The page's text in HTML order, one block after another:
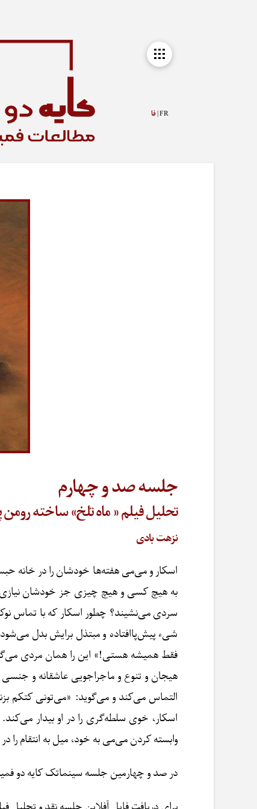
FR | فا
جلسه صد و چهارم
تحلیل فیلم « ماه تلخ» ساخته
نزهت بادی
اسکار و می‌می هفته‌ها خودشان را در خانه
به هیچ کسی و هیچ چیزی جز خودشان نیازی
سردی می‌نشیند؟ چطور اسکار که با تماس
شیء پیش‌پاافتاده و مبتذل برایش بدل
فقط همیشه هستی!» این را همان مردی
هیجان و تنوع و ماجراجویی عاشقانه و
التماس می‌کند و می‌گوید: «می‌تونی کتکم
اسکار، خوی سلطه‌گری را در او بیدار
وابسته کردن می‌می به خود، میل به انتقام را
در صد و چهارمین جلسه سینماتک کایه دو